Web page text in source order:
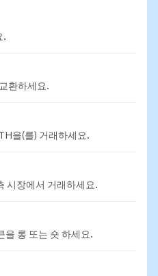
.
환하세요.
을(를) 거래하세요.
시장에서 거래하세요.
을 롱 또는 숏 하세요.